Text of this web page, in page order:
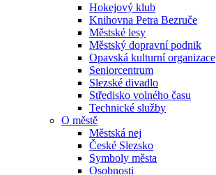
Hokejový klub
Knihovna Petra Bezruče
Městské lesy
Městský dopravní podnik
Opavská kulturní organizace
Seniorcentrum
Slezské divadlo
Středisko volného času
Technické služby
O městě
Městská nej
České Slezsko
Symboly města
Osobnosti